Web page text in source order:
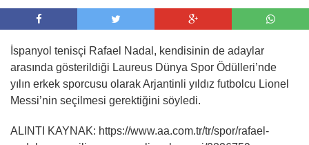
İspanyol tenisçi Rafael Nadal, kendisinin de adaylar
arasında gösterildiği Laureus Dünya Spor Ödülleri’nde
yılın erkek sporcusu olarak Arjantinli yıldız futbolcu Lionel
Messi’nin seçilmesi gerektiğini söyledi.
ALINTI KAYNAK: https://www.aa.com.tr/tr/spor/rafael-